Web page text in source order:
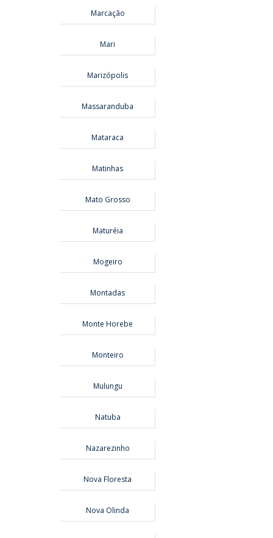
Marcação
Mari
Marizópolis
Massaranduba
Mataraca
Matinhas
Mato Grosso
Maturéia
Mogeiro
Montadas
Monte Horebe
Monteiro
Mulungu
Natuba
Nazarezinho
Nova Floresta
Nova Olinda